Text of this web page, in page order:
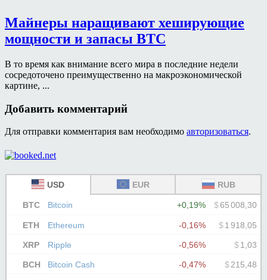
Майнеры наращивают хеширующие
мощности и запасы BTC
В то время как внимание всего мира в последние недели
сосредоточено преимущественно на макроэкономической
картине, ...
Добавить комментарий
Для отправки комментария вам необходимо авторизоваться.